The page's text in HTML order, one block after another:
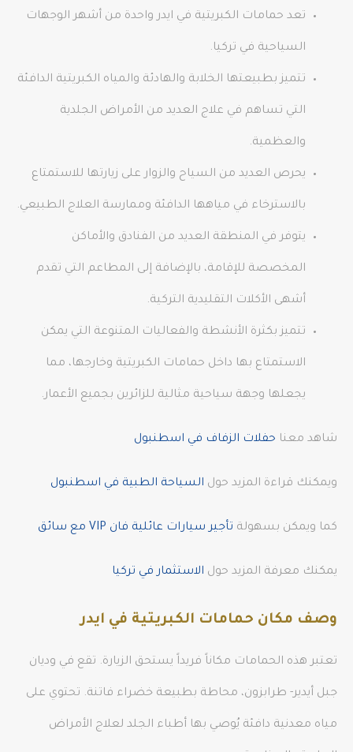
تعد حمامات الكبريتية في ايدر واحدة من أشهر الوجهات
السياحية في تركيا.
تتميز بطبيعتها الخلابة والهادئة والمياه الكبريتية الدافئة
التي تساهم في علاج العديد من الأمراض الجلدية
والعظمية.
يحرص العديد من السياح والزوار على زيارتها للاستمتاع
بالاسترخاء في مياهها الدافئة وممارسة العلاج الطبيعي.
يتوفر في المنطقة العديد من الفنادق والأماكن
المخصصة للإقامة، بالإضافة إلى المطاعم التي تقدم
أشهى الأكلات التقليدية التركية.
تتميز بكثرة الأنشطة والفعاليات المتنوعة التي يمكن
الاستمتاع بها داخل حمامات الكبريتية وخارجها، مما
يجعلها وجهة سياحية مثالية للزائرين بجميع الأعمار.
شاهد معنا حفلات الزفاف في اسطنبول
ويمكنك قراءة المزيد حول السياحة الطبية في اسطنبول
كما ويمكن بسهولة تأجير سيارات عائلية فان VIP مع سائق
يمكنك معرفة المزيد حول الاستثمار في تركيا
وصف مكان حمامات الكبريتية في ايدر
تعتبر هذه الحمامات مكاناً فريداً يستحق الزيارة. تقع في وديان
جبل أيدير- طرابزون، محاطة بطبيعة خضراء فاتنة. تحتوي على
مياه معدنية دافئة يُوصي بها أطباء الجلد لعلاج الأمراض